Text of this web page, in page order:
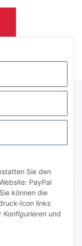
Sie den
PayPal
können die
Icon links
Konfigurieren und